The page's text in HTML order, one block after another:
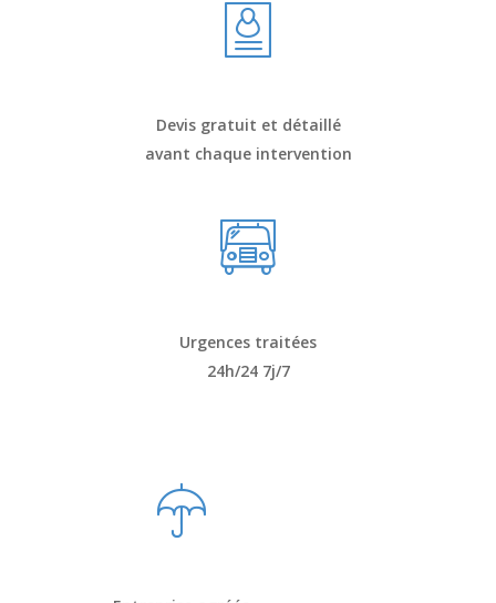
Devis gratuit et détaillé
avant chaque intervention
Urgences traitées
24h/24 7j/7